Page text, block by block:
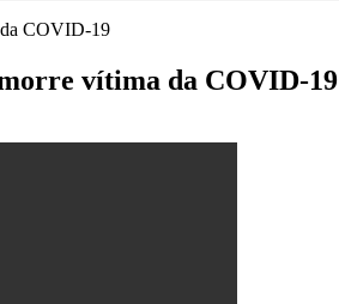
COVID-19
vítima da COVID-19